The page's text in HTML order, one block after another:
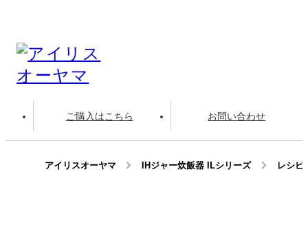
ご購入はこちら お問い合わせ
アイリスオーヤマ IHジャー炊飯器 ILシリーズ レシピ